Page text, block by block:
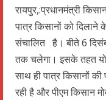
रायपुर,:प्रधानमंत्री
पात्र किसानों को दिलाने
संचालित है। बीते 6
तक चलेगा। इसके तहत
साथ ही पात्र किसानों
रही है और पीएम किसान